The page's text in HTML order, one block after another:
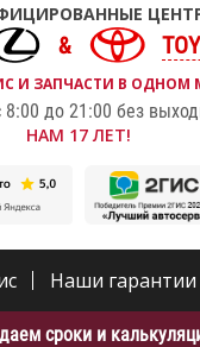
И ЗАПЧАСТИ В ОДНОМ
до 21:00 без
НАМ 17 ЛЕТ!
Наши гарантии
сроки и